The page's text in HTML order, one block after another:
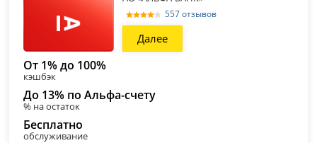
557 отзывов
Далее
От 1% до 100%
кэшбэк
До 13% по Альфа-счету
% на остаток
Бесплатно
обслуживание